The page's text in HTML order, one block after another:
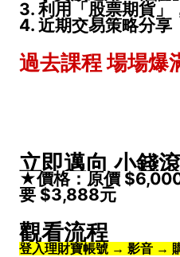
3. 利用「股票期貨」
4. 近期交易策略分享
過去課程 場場爆
立即邁向 小錢
★價格：原價
要 $3,888元
觀看流程
登入理財寶帳號 → 影音 →